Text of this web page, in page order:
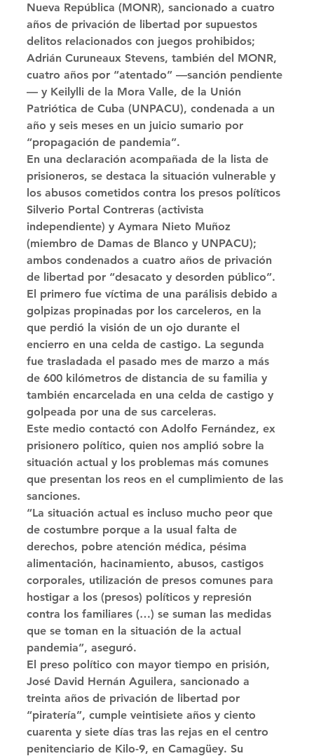
Nueva República (MONR), sancionado a cuatro
años de privación de libertad por supuestos
delitos relacionados con juegos prohibidos;
Adrián Curuneaux Stevens, también del MONR,
cuatro años por “atentado” —sanción pendiente
— y Keilylli de la Mora Valle, de la Unión
Patriótica de Cuba (UNPACU), condenada a un
año y seis meses en un juicio sumario por
“propagación de pandemia”.
En una declaración acompañada de la lista de
prisioneros, se destaca la situación vulnerable y
los abusos cometidos contra los presos políticos
Silverio Portal Contreras (activista
independiente) y Aymara Nieto Muñoz
(miembro de Damas de Blanco y UNPACU);
ambos condenados a cuatro años de privación
de libertad por “desacato y desorden público”.
El primero fue víctima de una parálisis debido a
golpizas propinadas por los carceleros, en la
que perdió la visión de un ojo durante el
encierro en una celda de castigo. La segunda
fue trasladada el pasado mes de marzo a más
de 600 kilómetros de distancia de su familia y
también encarcelada en una celda de castigo y
golpeada por una de sus carceleras.
Este medio contactó con Adolfo Fernández, ex
prisionero político, quien nos amplió sobre la
situación actual y los problemas más comunes
que presentan los reos en el cumplimiento de las
sanciones.
“La situación actual es incluso mucho peor que
de costumbre porque a la usual falta de
derechos, pobre atención médica, pésima
alimentación, hacinamiento, abusos, castigos
corporales, utilización de presos comunes para
hostigar a los (presos) políticos y represión
contra los familiares (…) se suman las medidas
que se toman en la situación de la actual
pandemia”, aseguró.
El preso político con mayor tiempo en prisión,
José David Hernán Aguilera, sancionado a
treinta años de privación de libertad por
“piratería”, cumple veintisiete años y ciento
cuarenta y siete días tras las rejas en el centro
penitenciario de Kilo-9, en Camagüey. Su